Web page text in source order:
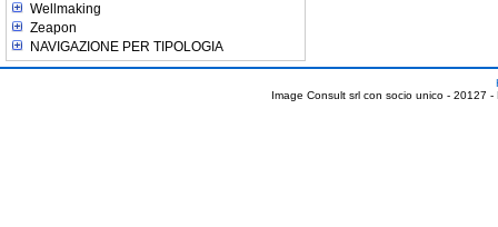
Wellmaking
Zeapon
NAVIGAZIONE PER TIPOLOGIA
Image Consult srl con socio unico - 20127